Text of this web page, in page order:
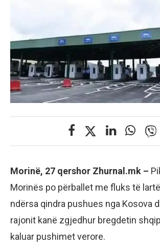
Morinë, 27 qershor Zhurnal.mk –
Morinës po përballet me fluks të
ndërsa qindra pushues nga Kosova
rajonit kanë zgjedhur bregdetin
kaluar pushimet verore.